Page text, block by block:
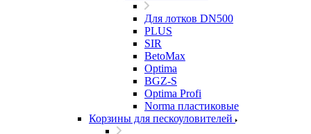
Для лотков DN500
PLUS
SIR
BetoMax
Optima
BGZ-S
Optima Profi
Norma пластиковые
Корзины для пескоуловителей